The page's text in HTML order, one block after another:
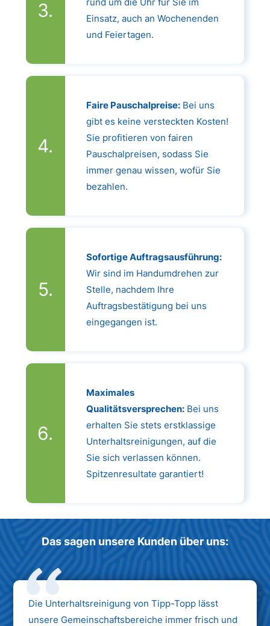
Einsatz, auch an Wochenenden
und Feiertagen.
Faire Pauschalpreise:Bei uns
gibt es keine versteckten Kosten!
Sie profitieren von fairen
Pauschalpreisen, sodass Sie
immer genau wissen, wofür Sie
bezahlen.
Sofortige Auftragsausführung:
Wir sind im Handumdrehen zur
Stelle, nachdem Ihre
Auftragsbestätigung bei uns
eingegangen ist.
Maximales
Qualitätsversprechen:Bei uns
erhalten Sie stets erstklassige
Unterhaltsreinigungen, auf die
Sie sich verlassen können.
Spitzenresultate garantiert!
Das sagen unsere Kunden über uns:
Die Unterhaltsreinigung von Tipp-Topp lässt
unsere Gemeinschaftsbereiche immer frisch und